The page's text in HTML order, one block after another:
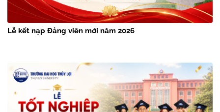
Lễ kết nạp Đảng viên mới năm 2026